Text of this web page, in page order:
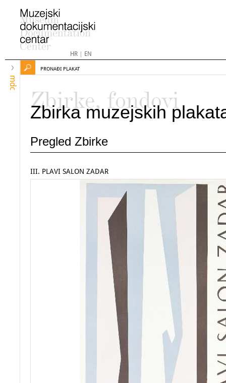
HR| EN
mdc
PRONAĐI PLAKAT
Zbirke, fondovi
Zbirka muzejskih
Pregled Zbirke
III. PLAVI SALON ZADAR